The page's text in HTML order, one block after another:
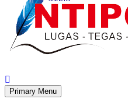
Primary Menu